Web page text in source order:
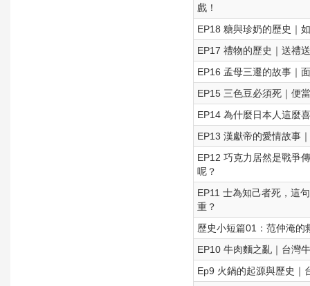
戲！
EP18 糖與珍奶的歷史｜
EP17 禮物的歷史｜送禮
EP16 孟母三遷的故事｜
EP15 三色豆必須死｜便
EP14 為什麼日本人這麼
EP13 漢獻帝的愛情故事
EP12 巧克力居然是戰爭
呢？
EP11 士為知己者死，這
重？
歷史小短篇01：范仲淹的
EP10 牛肉麵之亂｜台灣
Ep9 火鍋的起源與歷史｜